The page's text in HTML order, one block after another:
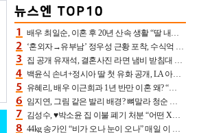
배우 최일순, 이혼 후 20년 산속 생활 “딸 내가 버렸다고 원망‥맘 아파”(특종)[어제TV]
‘혼외자→유부남’ 정우성 근황 포착, 수식억 해킹 피해 후배 만났다 “존경하는”
집 공개 유재석, 결혼사진 라면 냄비 받침대 되고 분노‥가족사진도 피해(놀뭐)[어제TV]
백윤식 손녀+정시아 딸 첫 유화 공개, LA 아트쇼→서울국제조각페스타 작가다운 수준급 실력
유혜리, 배우 이근희과 1년 반만 이혼 왜? “식칼 꽂고 의자 던져” 충격 폭로(특종)[어제TV]
임지연, 그림 같은 발리 배경? 뼈말라 청순 비키니 핏에 상대 안 되네
김성수, ♥박소윤 집 이불 폐기 처분 “어떤 X이랑 썼을지 몰라” 질투(신랑수업2)[어제TV]
44kg 송가인 “비가 오나 눈이 오나” 매일 이 운동, 허벅지 근육량 상승+체지방 감소